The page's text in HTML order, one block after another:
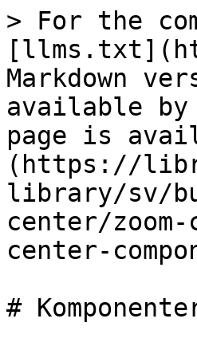
> For the
Markdown
available by
page is
(https://
library/sv/
center/
center-
#